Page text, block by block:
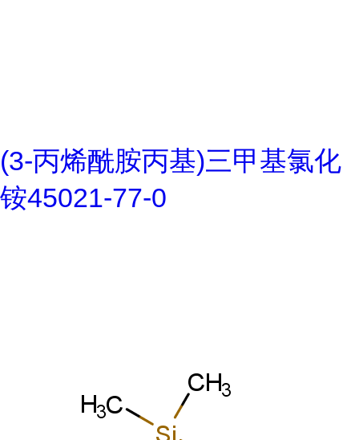
(3-丙烯酰胺丙基)三甲基氯化
铵45021-77-0